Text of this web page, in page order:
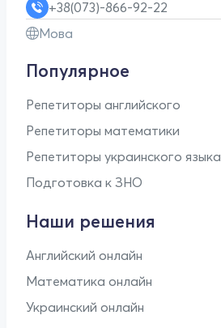
+38(073)-866-92-22
Мова
Популярное
Репетиторы английского
Репетиторы математики
Репетиторы украинского языка
Подготовка к ЗНО
Наши решения
Английский онлайн
Математика онлайн
Украинский онлайн